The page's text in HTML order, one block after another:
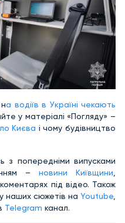
а водіїв в Україні чекають
у матеріалі «Погляду» –
Києва і чому будівництво
з попередніми випусками
– новини Київщини,
під відео. Також
наших сюжетів на Youtube,
Telegram канал.